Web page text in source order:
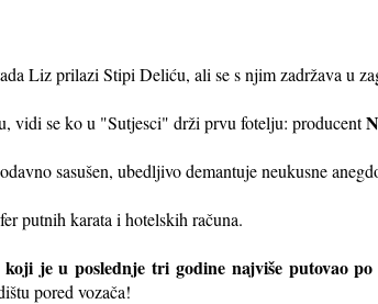
Liz prilazi Stipi Deliću, ali se s njim zadržava u
vidi se ko u "Sutjesci" drži prvu fotelju: producent
sasušen, ubedljivo demantuje neukusne
putnih karata i hotelskih računa.
koji je u poslednje tri godine najviše putovao
pored vozača!